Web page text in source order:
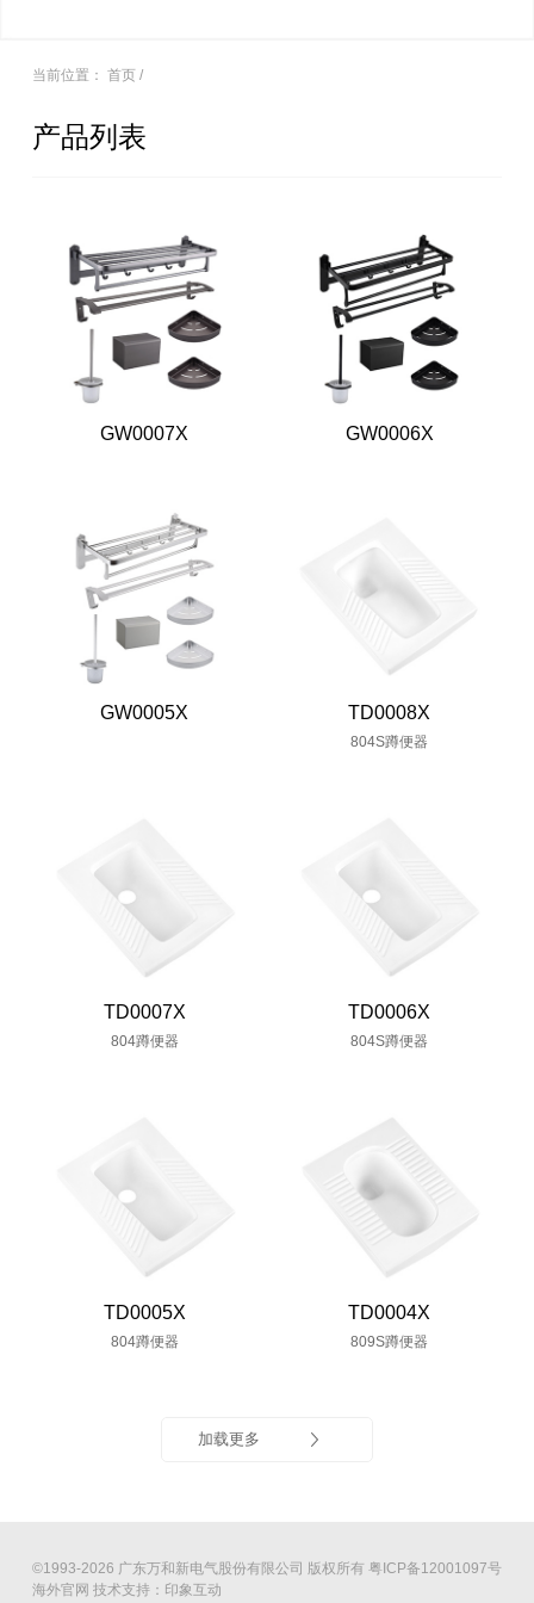
当前位置： 首页/
产品列表
GW0007X GW0006X
GW0005X TD0008X
804S蹲便器
TD0007X
804蹲便器
TD0006X
804S蹲便器
TD0005X
804蹲便器
TD0004X
809S蹲便器
加载更多
©1993-2026 广东万和新电气股份有限公司 版权所有 粤ICP备12001097号
海外官网 技术支持：印象互动